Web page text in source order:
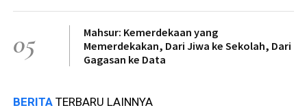
05
Mahsur: Kemerdekaan yang
Memerdekakan, Dari Jiwa ke Sekolah, Dari
Gagasan ke Data
BERITA TERBARU LAINNYA